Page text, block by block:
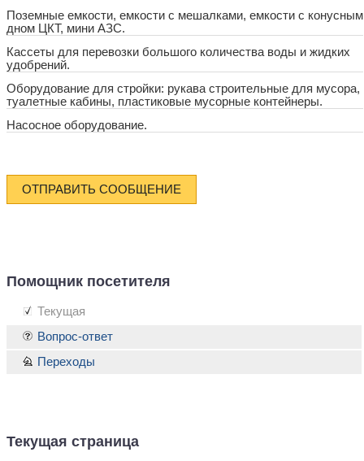
Поземные емкости, емкости с мешалками, емкости с конусным
дном ЦКТ, мини АЗС.
Кассеты для перевозки большого количества воды и жидких
удобрений.
Оборудование для стройки: рукава строительные для мусора,
туалетные кабины, пластиковые мусорные контейнеры.
Насосное оборудование.
ОТПРАВИТЬ СООБЩЕНИЕ
Помощник посетителя
Текущая
Текущая страница
Вопрос-ответ
Переходы